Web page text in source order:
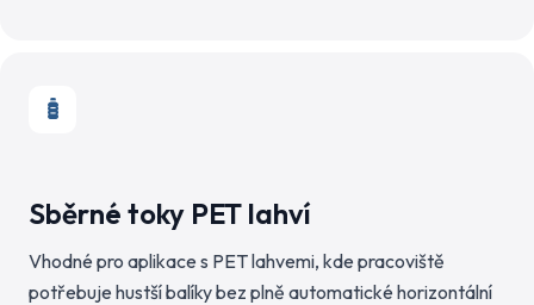
Sběrné toky PET lahví
Vhodné pro aplikace s PET lahvemi, kde pracoviště
potřebuje hustší balíky bez plně automatické horizontální